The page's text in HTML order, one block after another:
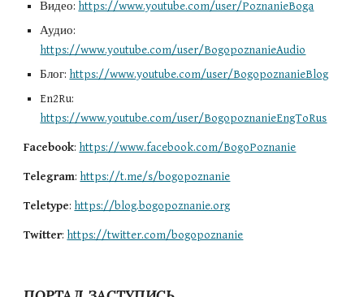
Видео: https://www.youtube.com/user/PoznanieBoga
https://www.youtube.com/user/BogopoznanieAudio
Блог: https://www.youtube.com/user/BogopoznanieBlog
https://www.youtube.com/user/BogopoznanieEngToRus
Facebook: https://www.facebook.com/BogoPoznanie
Telegram: https://t.me/s/bogopoznanie
Teletype: https://blog.bogopoznanie.org
Twitter: https://twitter.com/bogopoznanie